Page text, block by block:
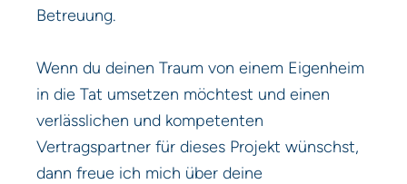
Betreuung.
Wenn du deinen Traum von einem Eigenheim
in die Tat umsetzen möchtest und einen
verlässlichen und kompetenten
Vertragspartner für dieses Projekt wünschst,
dann freue ich mich über deine